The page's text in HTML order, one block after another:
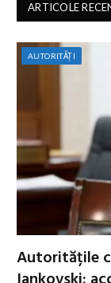
ARTICOLE
AUTORITĂȚI
Autoritățile